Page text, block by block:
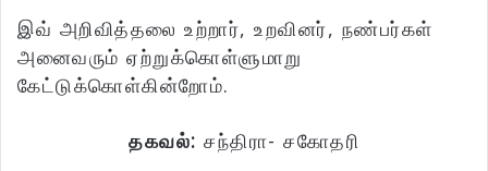
இவ் அறிவித்தலை உற்றார், உறவினர், நண்பர்கள்
அனைவரும் ஏற்றுக்கொள்ளுமாறு
கேட்டுக்கொள்கின்றோம்.
தகவல்: சந்திரா- சகோதரி